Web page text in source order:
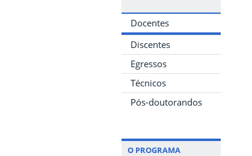
Docentes
Discentes
Egressos
Técnicos
Pós-doutorandos
O PROGRAMA